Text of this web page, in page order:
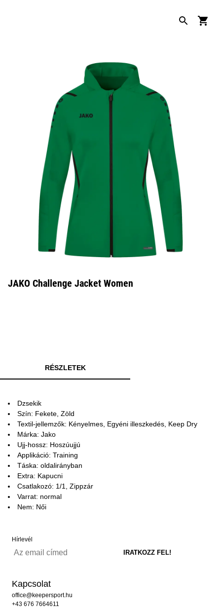
JAKO Challenge Jacket Women
RÉSZLETEK
Dzsekik
Szín: Fekete, Zöld
Textil-jellemzők: Kényelmes, Egyéni illeszkedés, Keep Dry
Márka: Jako
Ujj-hossz: Hoszúujjú
Applikáció: Training
Táska: oldalirányban
Extra: Kapucni
Csatlakozó: 1/1, Zippzár
Varrat: normal
Nem: Női
Hírlevél
Kapcsolat
office@keepersport.hu
+43 676 7664611